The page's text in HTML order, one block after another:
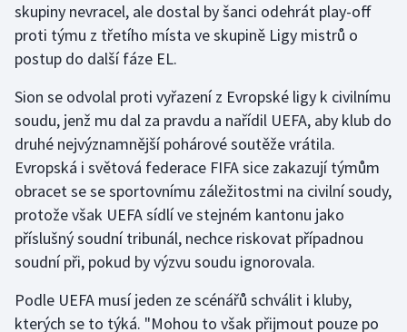
Krasobruslení
Lezení
Lyže a snowboard
Moderní pětiboj
Motorsport
Olympijské hry
skupiny nevracel, ale dostal by šanci odehrát play-off
proti týmu z třetího místa ve skupině Ligy mistrů o
postup do další fáze EL.
Sion se odvolal proti vyřazení z Evropské ligy k civilnímu
soudu, jenž mu dal za pravdu a nařídil UEFA, aby klub do
druhé nejvýznamnější pohárové soutěže vrátila.
Evropská i světová federace FIFA sice zakazují týmům
obracet se se sportovnímu záležitostmi na civilní soudy,
protože však UEFA sídlí ve stejném kantonu jako
příslušný soudní tribunál, nechce riskovat případnou
soudní při, pokud by výzvu soudu ignorovala.
Podle UEFA musí jeden ze scénářů schválit i kluby,
kterých se to týká. "Mohou to však přijmout pouze po